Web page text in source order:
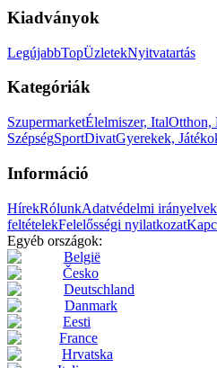
Kiadványok
LegújabbTopÜzletekNyitvatartás
Kategóriák
SzupermarketÉlelmiszer, ItalOtthon,
SzépségSportDivatGyerekek,
Információ
HírekRólunkAdatvédelmi irányelvek
feltételekFelelősségi nyilatkozat
Egyéb országok:
België
Česko
Deutschland
Danmark
Eesti
France
Hrvatska